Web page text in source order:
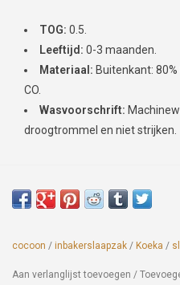
TOG: 0.5.
Leeftijd: 0-3 maanden.
Materiaal: Buitenkant: 80%
CO.
Wasvoorschrift:
droogtrommel en niet strijken.
cocoon / inbakerslaapzak / Koeka /
Aan verlanglijst toevoegen /